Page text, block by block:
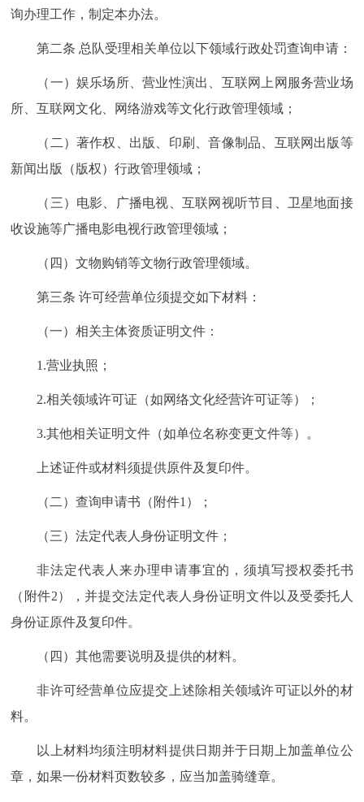
询办理工作，制定本办法。
第二条 总队受理相关单位以下领域行政处罚查询申请：
（一）娱乐场所、营业性演出、互联网上网服务营业场
所、互联网文化、网络游戏等文化行政管理领域；
（二）著作权、出版、印刷、音像制品、互联网出版等
新闻出版（版权）行政管理领域；
（三）电影、广播电视、互联网视听节目、卫星地面接
收设施等广播电影电视行政管理领域；
（四）文物购销等文物行政管理领域。
第三条 许可经营单位须提交如下材料：
（一）相关主体资质证明文件：
1.营业执照；
2.相关领域许可证（如网络文化经营许可证等）；
3.其他相关证明文件（如单位名称变更文件等）。
上述证件或材料须提供原件及复印件。
（二）查询申请书（附件1）；
（三）法定代表人身份证明文件；
非法定代表人来办理申请事宜的，须填写授权委托书
（附件2），并提交法定代表人身份证明文件以及受委托人
身份证原件及复印件。
（四）其他需要说明及提供的材料。
非许可经营单位应提交上述除相关领域许可证以外的材
料。
以上材料均须注明材料提供日期并于日期上加盖单位公
章，如果一份材料页数较多，应当加盖骑缝章。